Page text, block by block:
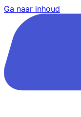
Ga naar inhoud